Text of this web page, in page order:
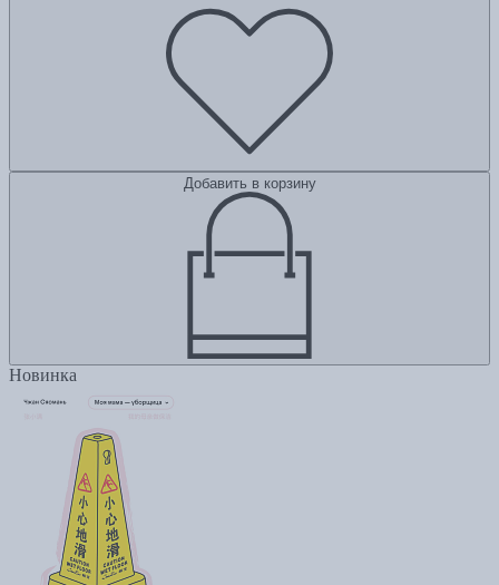
Добавить в корзину
Новинка